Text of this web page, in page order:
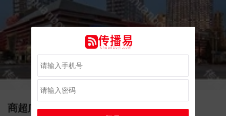
商超广告 西安高新万达广场 室内大屏广告